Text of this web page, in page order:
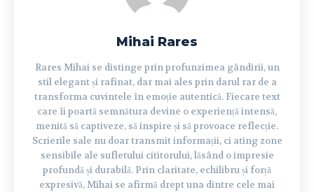
Mihai Rares
Rares Mihai se distinge prin profunzimea gândirii, un
stil elegant și rafinat, dar mai ales prin darul rar de a
transforma cuvintele în emoție autentică. Fiecare text
care îi poartă semnătura devine o experiență intensă,
menită să captiveze, să inspire și să provoace reflecție.
Scrierile sale nu doar transmit informații, ci ating zone
sensibile ale sufletului cititorului, lăsând o impresie
profundă și durabilă. Prin claritate, echilibru și forță
expresivă, Mihai se afirmă drept una dintre cele mai